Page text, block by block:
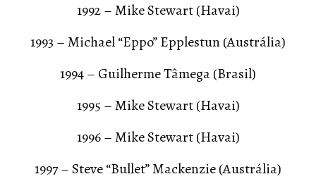
1992 – Mike Stewart (Havai)
1993 – Michael “Eppo” Epplestun (Austrália)
1994 – Guilherme Tâmega (Brasil)
1995 – Mike Stewart (Havai)
1996 – Mike Stewart (Havai)
1997 – Steve “Bullet” Mackenzie (Austrália)